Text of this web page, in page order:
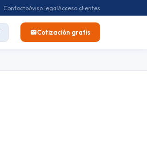
ContactoAviso legalAcceso clientes
Cotización gratis